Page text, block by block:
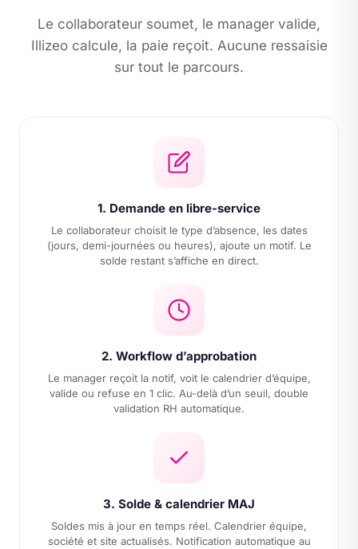
Le collaborateur soumet, le manager valide,
Illizeo calcule, la paie reçoit. Aucune ressaisie
sur tout le parcours.
1. Demande en libre-service
Le collaborateur choisit le type d’absence, les dates
(jours, demi-journées ou heures), ajoute un motif. Le
solde restant s’affiche en direct.
2. Workflow d’approbation
Le manager reçoit la notif, voit le calendrier d’équipe,
valide ou refuse en 1 clic. Au-delà d’un seuil, double
validation RH automatique.
3. Solde & calendrier MAJ
Soldes mis à jour en temps réel. Calendrier équipe,
société et site actualisés. Notification automatique au